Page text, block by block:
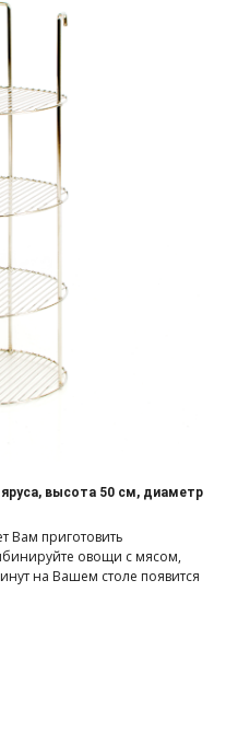
высота 50 см, диаметр
Вам приготовить
овощи с мясом,
на Вашем столе появится